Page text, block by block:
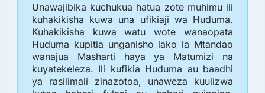
Unawajibika kuchukua hatua zote muhimu ili
kuhakikisha kuwa una ufikiaji wa Huduma.
Kuhakikisha kuwa watu wote wanaopata
Huduma kupitia unganisho lako la Mtandao
wanajua Masharti haya ya Matumizi na
kuyatekeleza. Ili kufikia Huduma au baadhi
ya rasilimali zinazotoa, unaweza kuulizwa